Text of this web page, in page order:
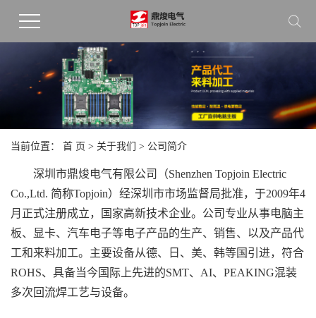
当前位置： 首 页 > 关于我们 > 公司简介
深圳市鼎焌电气有限公司（Shenzhen Topjoin Electric
Co.,Ltd. 简称Topjoin）经深圳市市场监督局批准，于2009年4
月正式注册成立，国家高新技术企业。公司专业从事电脑主
板、显卡、汽车电子等电子产品的生产、销售、以及产品代
工和来料加工。主要设备从德、日、美、韩等国引进，符合
ROHS、具备当今国际上先进的SMT、AI、PEAKING混装
多次回流焊工艺与设备。